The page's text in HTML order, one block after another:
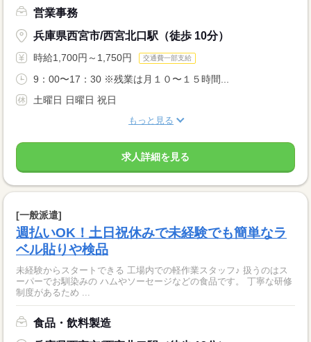
営業事務
兵庫県西宮市/西宮北口駅（徒歩 10分）
時給1,700円～1,750円 交通費一部支給
9：00〜17：30 ※残業は月１０〜１５時間...
土曜日 日曜日 祝日
もっと見る
求人詳細を見る
[一般派遣]
週払いOK！土日祝休みで未経験でも簡単なラ
ベル貼りや検品
未経験からスタートできる 工場内での軽作業スタッフ♪ 扱うのはス
ーパーでお馴染みの ハムやソーセージなどの食品です。 丁寧な研修
制度があるため ...
食品・飲料製造